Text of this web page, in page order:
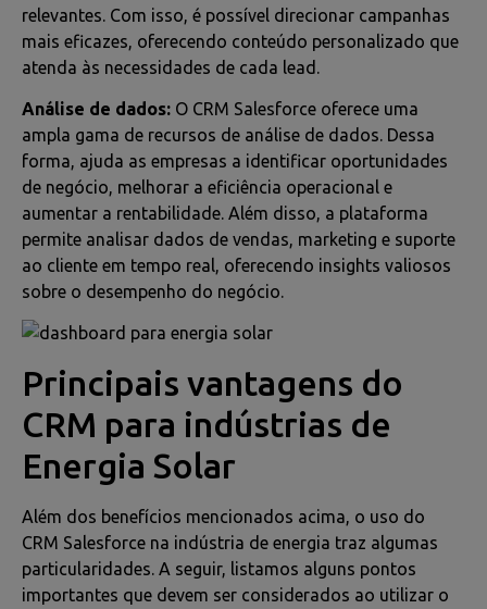
relevantes. Com isso, é possível direcionar campanhas
mais eficazes, oferecendo conteúdo personalizado que
atenda às necessidades de cada lead.
Análise de dados: O CRM Salesforce oferece uma
ampla gama de recursos de análise de dados. Dessa
forma, ajuda as empresas a identificar oportunidades
de negócio, melhorar a eficiência operacional e
aumentar a rentabilidade. Além disso, a plataforma
permite analisar dados de vendas, marketing e suporte
ao cliente em tempo real, oferecendo insights valiosos
sobre o desempenho do negócio.
Principais vantagens do
CRM para indústrias de
Energia Solar
Além dos benefícios mencionados acima, o uso do
CRM Salesforce na indústria de energia traz algumas
particularidades. A seguir, listamos alguns pontos
importantes que devem ser considerados ao utilizar o